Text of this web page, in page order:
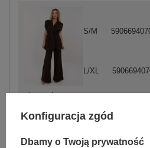
ciemny brązowy
S/M
L/XL
ZALOGUJ SIĘ I
Konfiguracja zgód
Dbamy o Twoją prywatność